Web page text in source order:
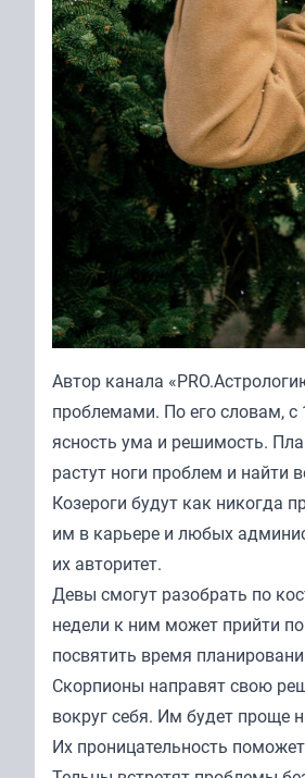
Автор канала «
проблемами. По его словам, с
ясность ума и решимость.
растут ноги проблем и найти
Козероги будут как
им в карьере и любых
их авторитет.
Девы смогут разобрать по
недели к ним может прийти
посвятить время
Скорпионы направят свою
вокруг себя. Им будет проще
Их проницательность